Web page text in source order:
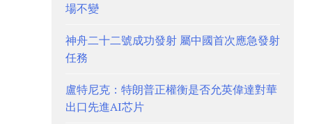
場不變
神舟二十二號成功發射 屬中國首次應急發射
任務
盧特尼克：特朗普正權衡是否允英偉達對華
出口先進AI芯片